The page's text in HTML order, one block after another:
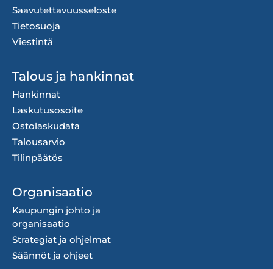
Saavutettavuusseloste
Tietosuoja
Viestintä
Talous ja hankinnat
Hankinnat
Laskutusosoite
Ostolaskudata
Talousarvio
Tilinpäätös
Organisaatio
Kaupungin johto ja
organisaatio
Strategiat ja ohjelmat
Säännöt ja ohjeet